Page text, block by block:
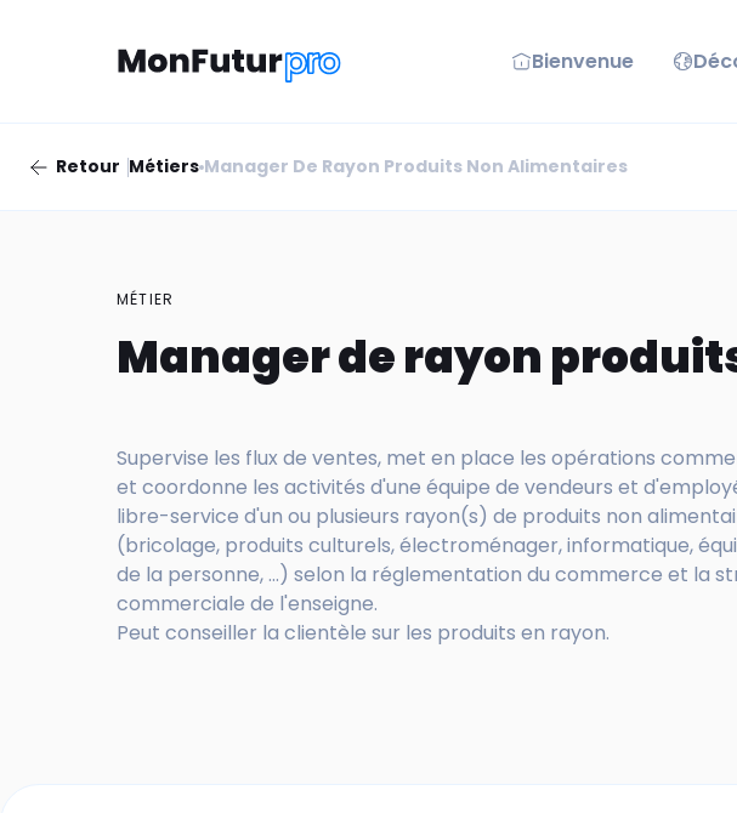
Bienvenue
Retour Métiers Manager De Rayon Produits Non Alimentaires
MÉTIER
Manager de rayon
Supervise les flux de ventes, met en place les opérations
et coordonne les activités d'une équipe de vendeurs et
libre-service d'un ou plusieurs rayon(s) de produits non
(bricolage, produits culturels, électroménager, informatique,
de la personne, ...) selon la réglementation du commerce et la
commerciale de l'enseigne.
Peut conseiller la clientèle sur les produits en rayon.